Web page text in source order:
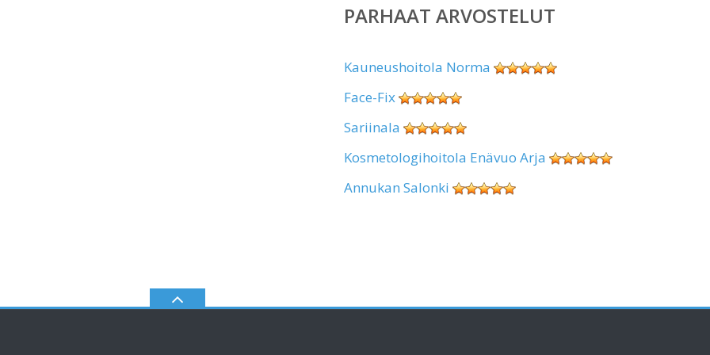
PARHAAT ARVOSTELUT
Kauneushoitola Norma
Face-Fix
Sariinala
Kosmetologihoitola Enävuo Arja
Annukan Salonki